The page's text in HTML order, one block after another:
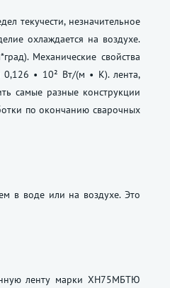
текучести, незначительное
охлаждается на воздухе.
Механические свойства
0,126 • 10² Вт/(м • К). лента,
самые разные конструкции
по окончанию сварочных
в воде или на воздухе. Это
ленту марки ХН75МБТЮ